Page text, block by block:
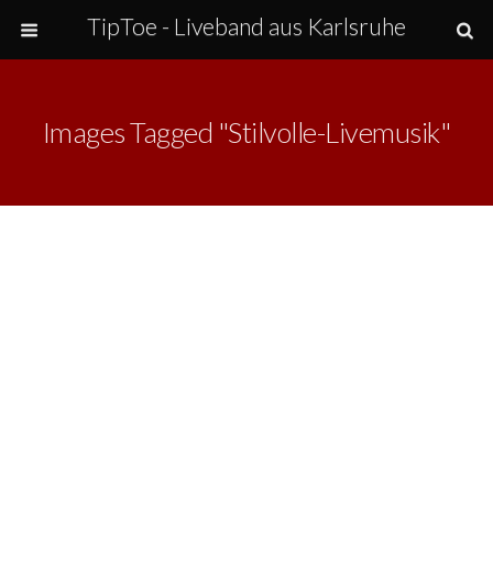
TipToe - Liveband aus Karlsruhe
Images Tagged "stilvolle-Livemusik"